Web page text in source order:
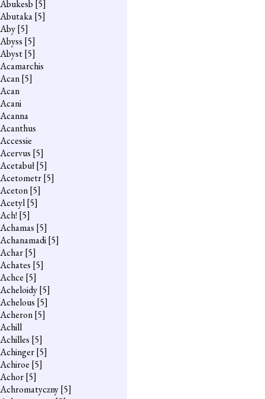
Abukesb [5]
Abutaka[5]
Aby[5]
Abyss [5]
Abyst[5]
Acamarchis
Acan[5]
Acan
Acani
Acanna
Acanthus
Accessie
Acervus [5]
Acetabuł[5]
Acetometr[5]
Aceton[5]
Acetyl[5]
Ach! [5]
Achamas [5]
Achanamadi[5]
Achar[5]
Achates [5]
Achce [5]
Acheloidy[5]
Achelous [5]
Acheron[5]
Achill
Achilles [5]
Achinger[5]
Achiroe [5]
Achor[5]
Achromatyczny[5]